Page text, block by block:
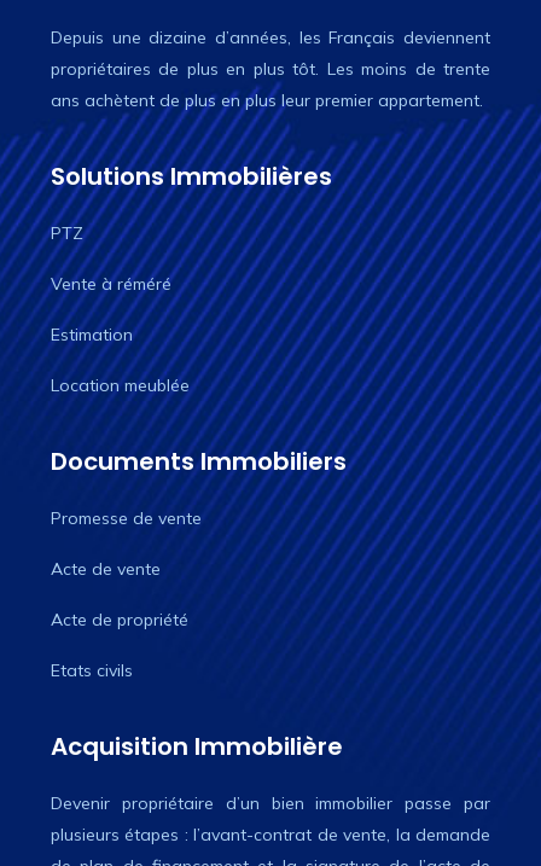
Depuis une dizaine d’années, les Français deviennent
propriétaires de plus en plus tôt. Les moins de trente
ans achètent de plus en plus leur premier appartement.
Solutions Immobilières
PTZ
Vente à réméré
Estimation
Location meublée
Documents Immobiliers
Promesse de vente
Acte de vente
Acte de propriété
Etats civils
Acquisition Immobilière
Devenir propriétaire d’un bien immobilier passe par
plusieurs étapes : l’avant-contrat de vente, la demande